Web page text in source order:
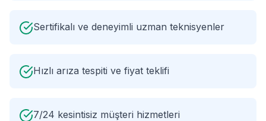
Sertifikalı ve deneyimli uzman teknisyenler
Hızlı arıza tespiti ve fiyat teklifi
7/24 kesintisiz müşteri hizmetleri